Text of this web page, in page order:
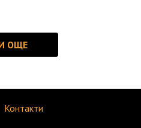
Контакти